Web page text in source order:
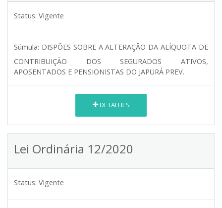
Status: Vigente
Súmula: DISPÕES SOBRE A ALTERAÇÃO DA ALÍQUOTA DE
CONTRIBUIÇÃO DOS SEGURADOS ATIVOS,
APOSENTADOS E PENSIONISTAS DO JAPURÁ PREV.
DETALHES
Lei Ordinária 12/2020
Status: Vigente